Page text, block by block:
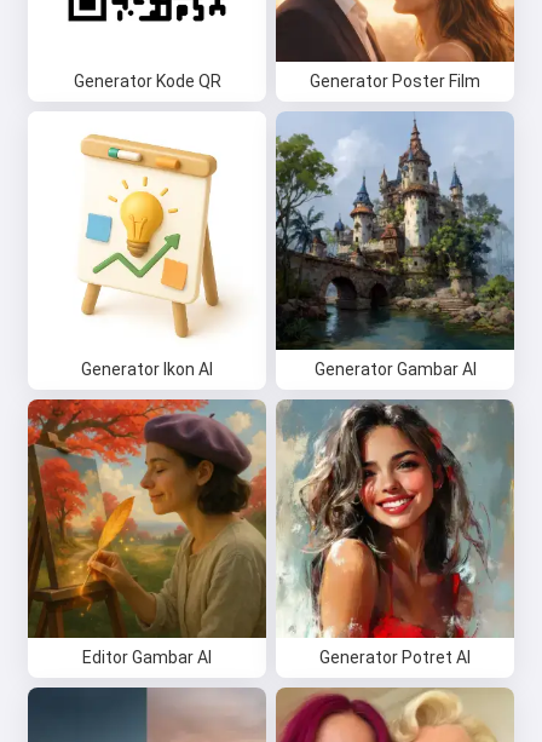
Generator Kode QR Generator Poster Film
Generator Ikon AI Generator Gambar AI
Editor Gambar AI Generator Potret AI